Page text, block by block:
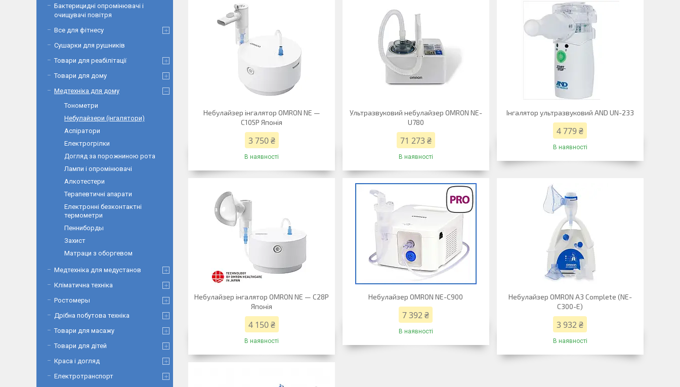
Небулайзер інгалятор OMRON NE —
C105P Японія
3 750 ₴
В наявності
Ультразвуковий небулайзер OMRON NE-
U780
71 273 ₴
В наявності
Інгалятор ультразвуковий AND UN-233
4 779 ₴
В наявності
Небулайзер інгалятор OMRON NE — C28P
Японія
4 150 ₴
В наявності
Небулайзер OMRON NE-C900
7 392 ₴
В наявності
Небулайзер OMRON A3 Complete (NE-
C300-E)
3 932 ₴
В наявності
Бактерицидні опромінювачі і
очищувачі повітря
Все для фітнесу
Сушарки для рушників
Товари для реабілітації
Товари для дому
Медтехніка для дому
Тонометри
Небулайзери (інгалятори)
Аспіратори
Електрогрілки
Догляд за порожниною рота
Лампи і опромінювачі
Алкотестери
Терапевтичні апарати
Електронні безконтактні
термометри
Пенниборды
Захист
Матраци з оборгевом
Медтехніка для медустанов
Кліматична техніка
Ростомеры
Дрібна побутова техніка
Товари для масажу
Товари для дітей
Краса і догляд
Електротранспорт